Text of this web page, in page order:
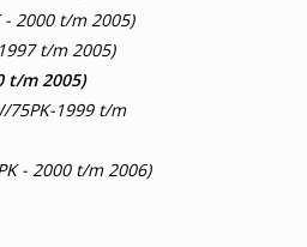
- 2000 t/m 2005)
t/m 2005)
t/m 2005)
75PK-1999 t/m
- 2000 t/m 2006)